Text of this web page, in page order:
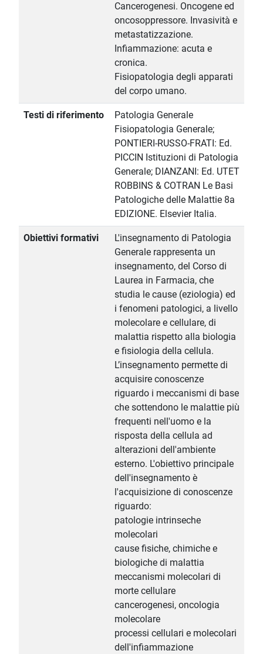
Cancerogenesi. Oncogene ed
oncosoppressore. Invasività e
metastatizzazione.
Infiammazione: acuta e
cronica.
Fisiopatologia degli apparati
del corpo umano.
Testi di riferimento
Patologia Generale
Fisiopatologia Generale;
PONTIERI-RUSSO-FRATI: Ed.
PICCIN Istituzioni di Patologia
Generale; DIANZANI: Ed. UTET
ROBBINS & COTRAN Le Basi
Patologiche delle Malattie 8a
EDIZIONE. Elsevier Italia.
Obiettivi formativi
L'insegnamento di Patologia
Generale rappresenta un
insegnamento, del Corso di
Laurea in Farmacia, che
studia le cause (eziologia) ed
i fenomeni patologici, a livello
molecolare e cellulare, di
malattia rispetto alla biologia
e fisiologia della cellula.
L’insegnamento permette di
acquisire conoscenze
riguardo i meccanismi di base
che sottendono le malattie più
frequenti nell'uomo e la
risposta della cellula ad
alterazioni dell'ambiente
esterno. L'obiettivo principale
dell'insegnamento è
l'acquisizione di conoscenze
riguardo:
patologie intrinseche
molecolari
cause fisiche, chimiche e
biologiche di malattia
meccanismi molecolari di
morte cellulare
cancerogenesi, oncologia
molecolare
processi cellulari e molecolari
dell'infiammazione